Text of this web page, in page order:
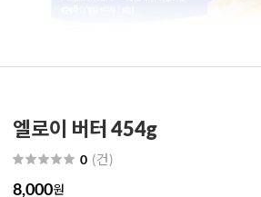
엘로이 버터 454g
0 (건)
8,000원